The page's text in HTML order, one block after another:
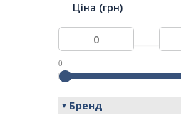
Ціна (грн)
0
Бренд